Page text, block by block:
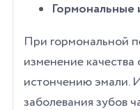
Гормональные
При гормональной
изменение
истончению эмали.
заболевания зубов